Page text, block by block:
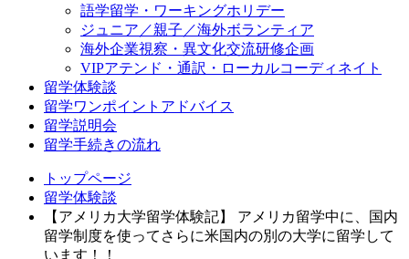
語学留学・ワーキングホリデー
ジュニア／親子／海外ボランティア
海外企業視察・異文化交流研修企画
VIPアテンド・通訳・ローカルコーディネイト
留学体験談
留学ワンポイントアドバイス
留学説明会
留学手続きの流れ
トップページ
留学体験談
【アメリカ大学留学体験記】 アメリカ留学中に、国内
留学制度を使ってさらに米国内の別の大学に留学して
います！！